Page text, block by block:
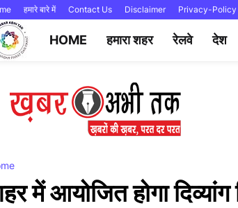
हमारे बारे में Contact Us Disclaimer Privacy-Policy
HOME हमारा शहर रेलवे देश
में आयोजित होगा